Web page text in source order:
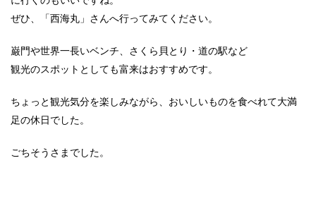
ぜひ、「西海丸」さんへ行ってみてください。
巌門や世界一長いベンチ、さくら貝とり・道の駅など
観光のスポットとしても富来はおすすめです。
ちょっと観光気分を楽しみながら、おいしいものを食べれて大満
足の休日でした。
ごちそうさまでした。